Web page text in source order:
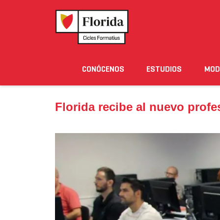
Noticias Eventos Blog Solicita
CONÓCENOS ESTUDIOS
Florida recibe al nuevo